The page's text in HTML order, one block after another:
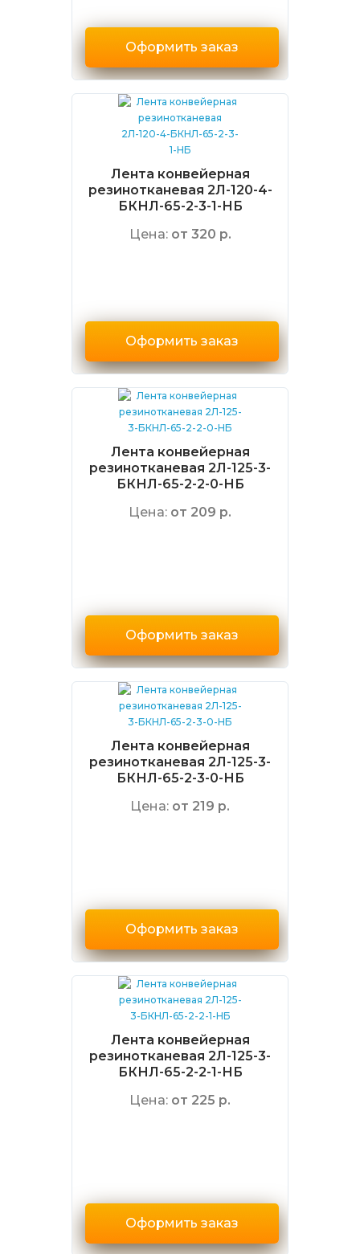
Оформить заказ
Лента конвейерная
резинотканевая 2Л-120-4-
БКНЛ-65-2-3-1-НБ
Цена: от 320 р.
Оформить заказ
Лента конвейерная
резинотканевая 2Л-125-3-
БКНЛ-65-2-2-0-НБ
Цена: от 209 р.
Оформить заказ
Лента конвейерная
резинотканевая 2Л-125-3-
БКНЛ-65-2-3-0-НБ
Цена: от 219 р.
Оформить заказ
Лента конвейерная
резинотканевая 2Л-125-3-
БКНЛ-65-2-2-1-НБ
Цена: от 225 р.
Оформить заказ